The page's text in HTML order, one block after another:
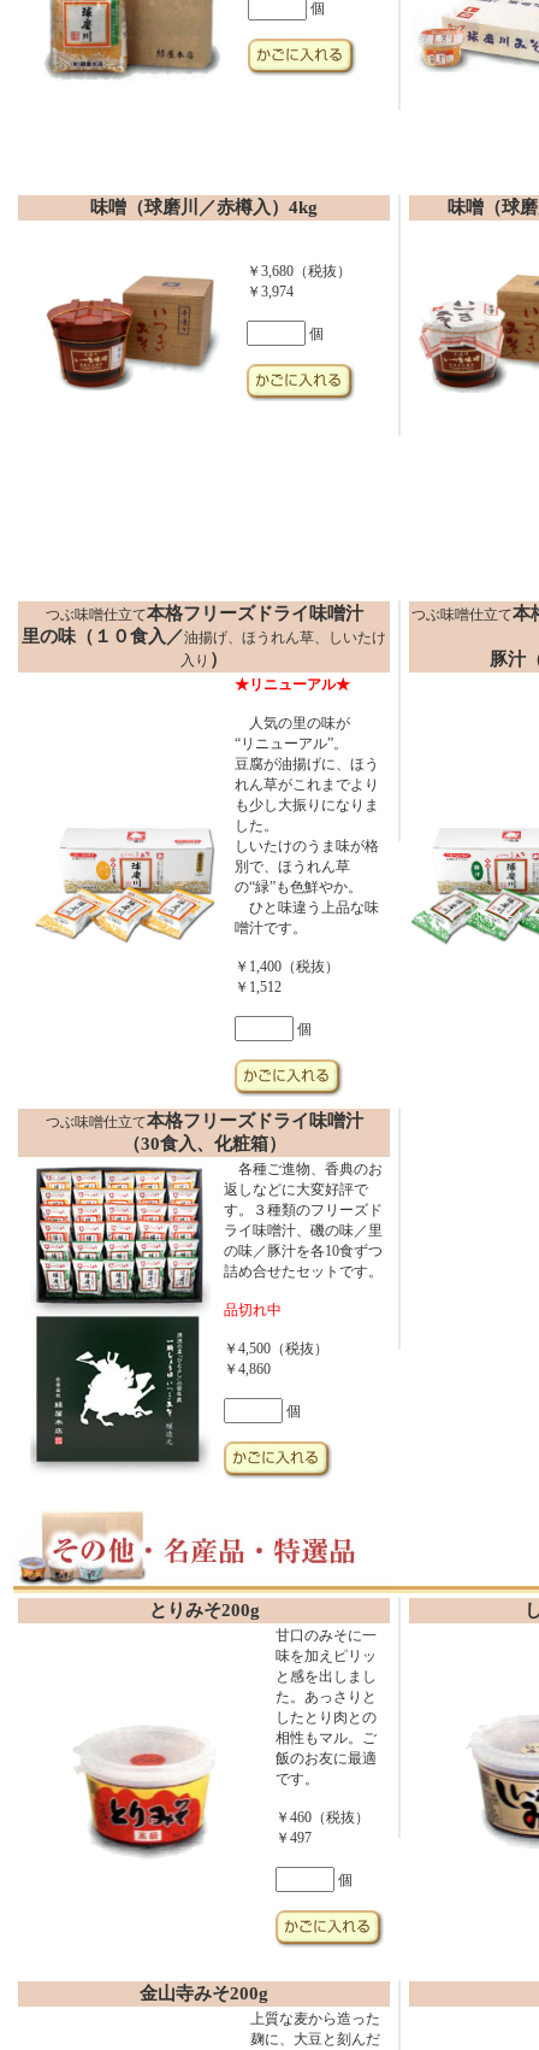
個
味噌（球磨川／赤樽入）4kg
￥3,680（税抜）
￥3,974
個
味噌（球
つぶ味噌仕立て本格フリーズドライ味噌汁
里の味（１０食入／油揚げ、ほうれん草、しいたけ
入り ）
★リニューアル★
人気の里の味が
“リニューアル”。
豆腐が油揚げに、ほう
れん草がこれまでより
も少し大振りになりま
した。
しいたけのうま味が格
別で、ほうれん草
の“緑”も色鮮やか。
ひと味違う上品な味
噌汁です。
￥1,400（税抜）
￥1,512
個
つぶ味噌仕立て本
豚汁
つぶ味噌仕立て本格フリーズドライ味噌汁
（30食入、化粧箱）
各種ご進物、香典のお
返しなどに大変好評で
す。３種類のフリーズド
ライ味噌汁、磯の味／里
の味／豚汁を各10食ずつ
詰め合せたセットです。
品切れ中
￥4,500（税抜）
￥4,860
個
とりみそ200g
甘口のみそに一
味を加えピリッ
と感を出しまし
た。あっさりと
したとり肉との
相性もマル。ご
飯のお友に最適
です。
￥460（税抜）
￥497
個
金山寺みそ200g
上質な麦から造った
麹に、大豆と刻んだ